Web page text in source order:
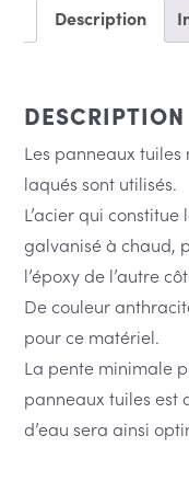
Description
DESCRIPTION
Les panneaux
laqués sont utilisés.
L’acier qui
galvanisé à chaud,
l’époxy de l’autre
De couleur
pour ce matériel.
La pente minimale
panneaux tuiles est
d’eau sera ainsi